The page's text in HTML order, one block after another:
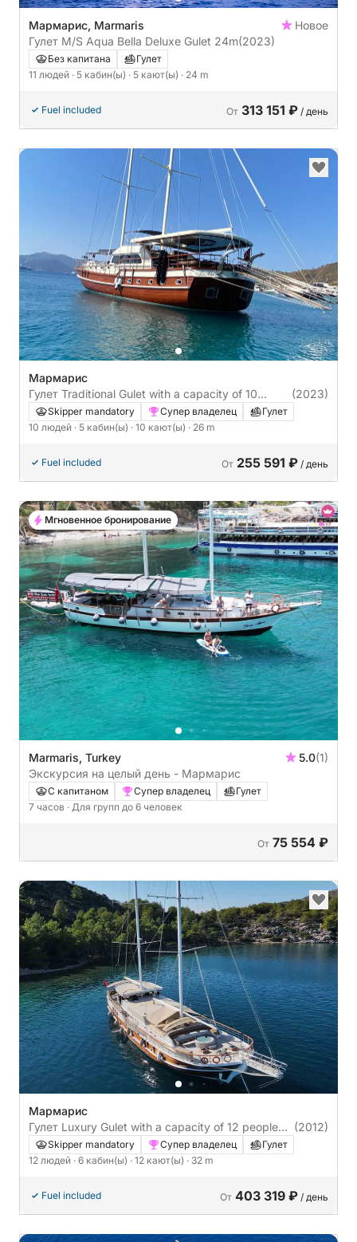
Мармарис, Marmaris
Новое
Гулет M/S Aqua Bella Deluxe Gulet 24m(2023)
Без капитана
Гулет
11 людей · 5 кабин(ы) · 5 кают(ы) · 24 m
Fuel included От 313 151 ₽ / день
Мармарис
Гулет Traditional Gulet with a capacity of 10
people Ketch 26m
(2023)
Skipper mandatory Супер владелец
Гулет
10 людей · 5 кабин(ы) · 10 кают(ы) · 26 m
Fuel included От 255 591 ₽ / день
Marmaris, Turkey 5.0(1)
Экскурсия на целый день - Мармарис
С капитаном Супер владелец
Гулет
7 часов · Для групп до 6 человек
От 75 554 ₽
Мгновенное бронирование
Мармарис
Гулет Luxury Gulet with a capacity of 12 people
Luxury Ketch 32m
(2012)
Skipper mandatory Супер владелец
Гулет
12 людей · 6 кабин(ы) · 12 кают(ы) · 32 m
Fuel included От 403 319 ₽ / день